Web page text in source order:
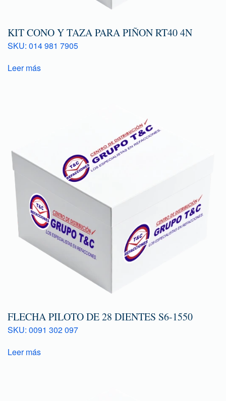
KIT CONO Y TAZA PARA PIÑON RT40 4N
SKU: 014 981 7905
Leer más
FLECHA PILOTO DE 28 DIENTES S6-1550
SKU: 0091 302 097
Leer más